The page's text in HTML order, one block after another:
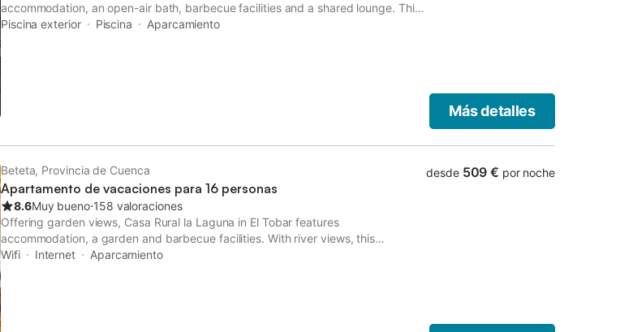
accommodation, an open-air bath, barbecue facilities and a shared lounge. This
country house features a private pool, a garden and free private parking.
Piscina exterior Piscina Aparcamiento
Más detalles
Beteta, Provincia de Cuenca
Apartamento de vacaciones para 16 personas
8.6Muy bueno⋅158 valoraciones
Offering garden views, Casa Rural la Laguna in El Tobar features
accommodation, a garden and barbecue facilities. With river views, this
accommodation provides a patio.
Wifi Internet Aparcamiento
desde 509 € por noche